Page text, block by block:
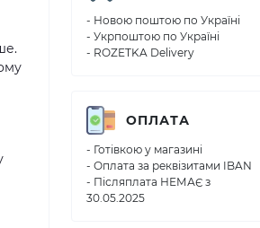
- Новою поштою по Україні
- Укрпоштою по Україні
- ROZETKA Delivery
ОПЛАТА
- Готівкою у магазині
- Оплата за реквізитами IBAN
- Післяплата НЕМАЄ з
30.05.2025